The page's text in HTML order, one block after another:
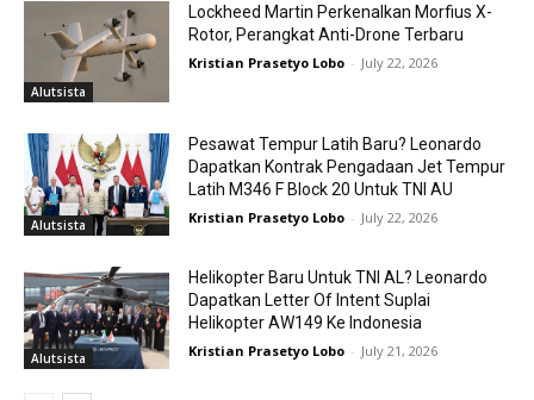
Alutsista
Lockheed Martin Perkenalkan Morfius X-
Rotor, Perangkat Anti-Drone Terbaru
Kristian Prasetyo Lobo - July 22, 2026
Alutsista
Pesawat Tempur Latih Baru? Leonardo
Dapatkan Kontrak Pengadaan Jet Tempur
Latih M346 F Block 20 Untuk TNI AU
Kristian Prasetyo Lobo - July 22, 2026
Alutsista
Helikopter Baru Untuk TNI AL? Leonardo
Dapatkan Letter Of Intent Suplai
Helikopter AW149 Ke Indonesia
Kristian Prasetyo Lobo - July 21, 2026